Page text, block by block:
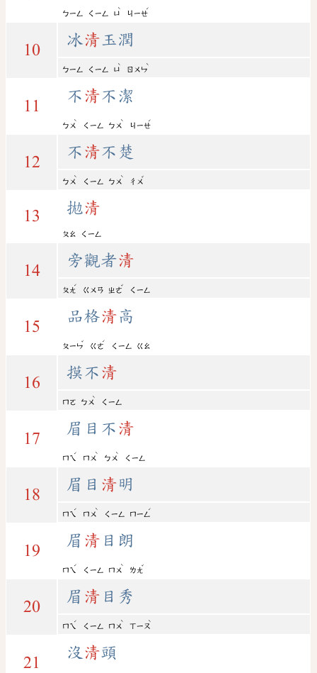
ㄅㄧㄥ ㄑㄧㄥ ㄩ
ˋ
ㄐㄧㄝ
ˊ
10
冰清玉潤
ㄅㄧㄥ ㄑㄧㄥ ㄩ
ˋ
ㄖㄨㄣ
ˋ
11
不 清不潔
ㄅㄨ
ˋ
ㄑㄧㄥ ㄅㄨ
ˋ
ㄐㄧㄝ
ˊ
12
不 清不楚
ㄅㄨ
ˋ
ㄑㄧㄥ ㄅㄨ
ˋ
ㄔㄨ
ˇ
13 拋清
ㄆㄠ ㄑㄧㄥ
14
旁觀者清
ㄆㄤ
ˊ
ㄍㄨㄢ ㄓㄜ
ˇ
ㄑㄧㄥ
15
品格清 高
ㄆㄧㄣ
ˇ
ㄍㄜ
ˊ
ㄑㄧㄥ ㄍㄠ
16
摸不 清
ㄇㄛ ㄅㄨ
ˋ
ㄑㄧㄥ
17
眉目不 清
ㄇㄟ
ˊ
ㄇㄨ
ˋ
ㄅㄨ
ˋ
ㄑㄧㄥ
18
眉目 清明
ㄇㄟ
ˊ
ㄇㄨ
ˋ
ㄑㄧㄥ ㄇㄧㄥ
ˊ
19
眉 清 目朗
ㄇㄟ
ˊ
ㄑㄧㄥ ㄇㄨ
ˋ
ㄌㄤ
ˇ
20
眉 清 目秀
ㄇㄟ
ˊ
ㄑㄧㄥ ㄇㄨ
ˋ
ㄒㄧㄡ
ˋ
21
沒 清頭